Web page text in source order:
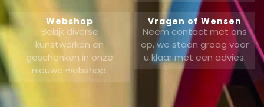
Webshop
Bekijk diverse
kunstwerken en
geschenken in onze
nieuwe webshop.
Vragen of Wensen
Neem contact met ons
op, we staan graag voor
u klaar met een advies.